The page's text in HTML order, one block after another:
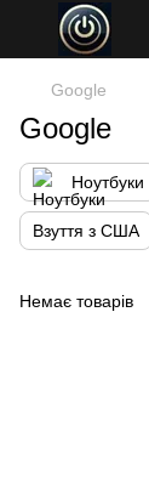
Google
Google
Ноутбуки
Взуття з США
Немає товарів